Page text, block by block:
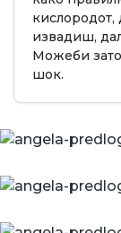
кислородот,
извадиш,
Можеби
шок.